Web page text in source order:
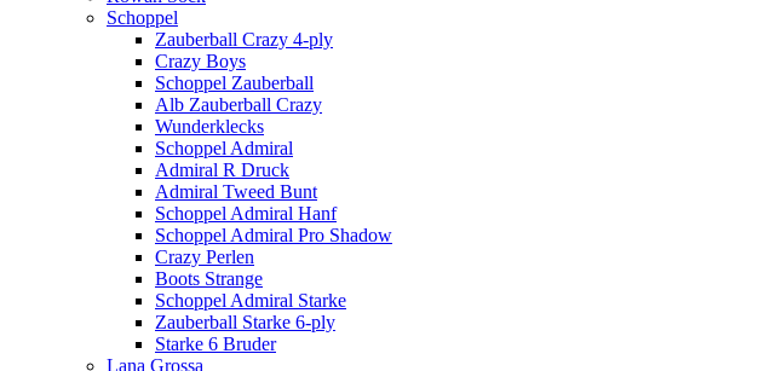
Schoppel
Zauberball Crazy 4-ply
Crazy Boys
Schoppel Zauberball
Alb Zauberball Crazy
Wunderklecks
Schoppel Admiral
Admiral R Druck
Admiral Tweed Bunt
Schoppel Admiral Hanf
Schoppel Admiral Pro Shadow
Crazy Perlen
Boots Strange
Schoppel Admiral Starke
Zauberball Starke 6-ply
Starke 6 Bruder
Lana Grossa